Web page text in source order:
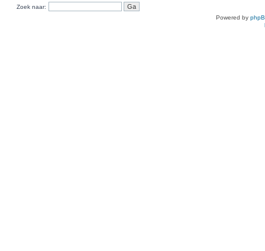
Zoek naar:
Powered by